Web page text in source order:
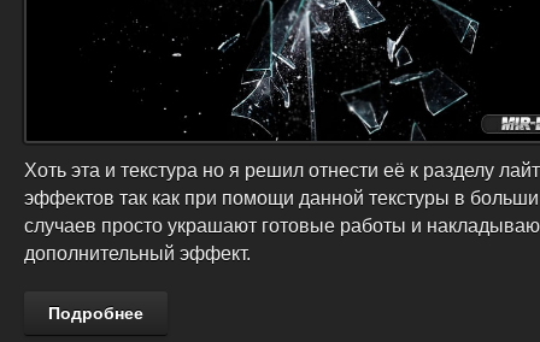
Хоть эта и текстура но я решил отнести её к разделу
эффектов так как при помощи данной текстуры в
случаев просто украшают готовые работы и
дополнительный эффект.
Подробнее